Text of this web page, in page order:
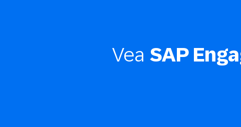
Vea SAP